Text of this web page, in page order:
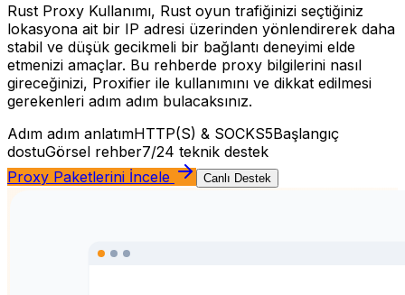
Rust Proxy Kullanımı, Rust oyun trafiğinizi seçtiğiniz
lokasyona ait bir IP adresi üzerinden yönlendirerek daha
stabil ve düşük gecikmeli bir bağlantı deneyimi elde
etmenizi amaçlar. Bu rehberde proxy bilgilerini nasıl
gireceğinizi, Proxifier ile kullanımını ve dikkat edilmesi
gerekenleri adım adım bulacaksınız.
Adım adım anlatımHTTP(S) & SOCKS5Başlangıç
dostuGörsel rehber7/24 teknik destek
Proxy Paketlerini İncele
Canlı Destek